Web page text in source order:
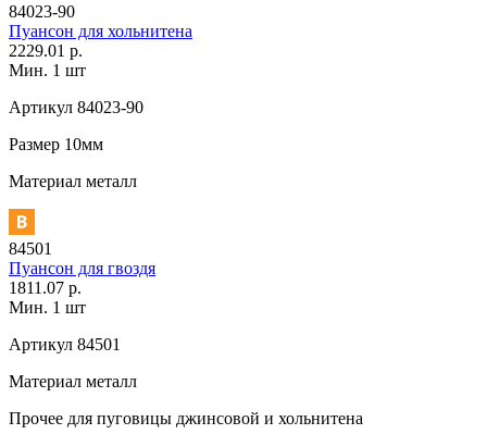
84023-90
Пуансон для хольнитена
2229.01 р.
Мин. 1 шт
Артикул 84023-90
Размер 10мм
Материал металл
84501
Пуансон для гвоздя
1811.07 р.
Мин. 1 шт
Артикул 84501
Материал металл
Прочее для пуговицы джинсовой и хольнитена